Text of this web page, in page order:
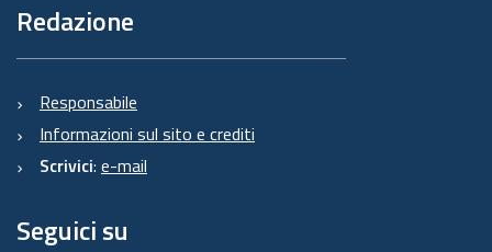
Redazione
Responsabile
Informazioni sul sito e crediti
Scrivici: e-mail
Seguici su